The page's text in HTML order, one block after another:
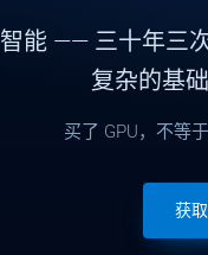
智能 —— 三十年三
复杂的基
买了 GPU，不等
获